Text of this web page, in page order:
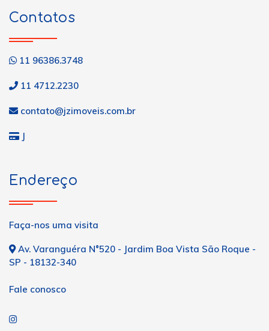
Contatos
11 96386.3748
11 4712.2230
contato@jzimoveis.com.br
J
Endereço
Faça-nos uma visita
Av. Varanguéra N°520 - Jardim Boa Vista São Roque -
SP - 18132-340
Fale conosco